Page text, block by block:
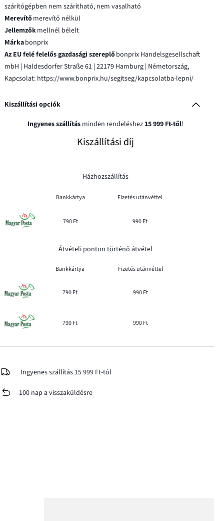
szárítógépben nem szárítható, nem vasalható
Merevítőmerevítő nélkül
Jellemzőkmellnél bélelt
Márkabonprix
Az EU felé felelős gazdasági szereplőbonprix Handelsgesellschaft
mbH | Haldesdorfer Straße 61 | 22179 Hamburg | Németország,
Kapcsolat: https://www.bonprix.hu/segitseg/kapcsolatba-lepni/
Kiszállítási opciók
Ingyenes szállításminden rendeléshez 15 999 Ft-től!
Kiszállítási díj
Házhozszállítás
Bankkártya Fizetés utánvéttel
790 Ft 990 Ft
Átvételi ponton történő átvétel
Bankkártya Fizetés utánvéttel
790 Ft 990 Ft
790 Ft 990 Ft
Ingyenes szállítás 15 999 Ft-tól
100 nap a visszaküldésre